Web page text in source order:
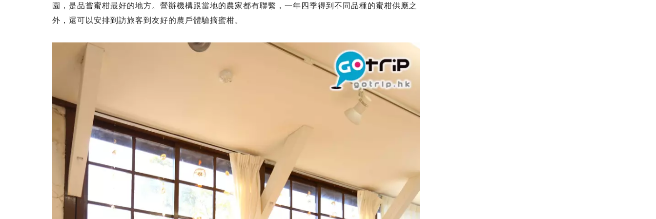
園，是品嘗蜜柑最好的地方。營辦機構跟當地的農家都有聯繫，一年四季得到不同品種的蜜柑供應之
外，還可以安排到訪旅客到友好的農戶體驗摘蜜柑。